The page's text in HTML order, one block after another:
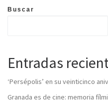
Buscar
Entradas
‘Persépolis’ en su veinticinco
Granada es de cine: memoria